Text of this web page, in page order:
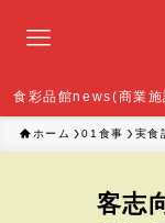
食彩品館news(商業
ホーム 01食事 実食
客志